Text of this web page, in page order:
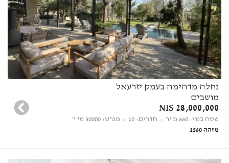
נחלה מדהימה בעמק יזרעאל
מושבים
28,000,000 NIS
שטח בנוי: 660 מ"ר • חדרים: 10
• מגרש: 30000 מ"ר
מזהה 1560